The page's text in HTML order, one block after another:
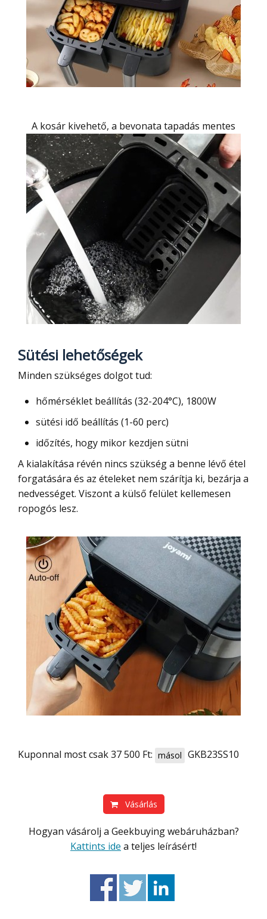
A kosár kivehető, a bevonata tapadás mentes
Sütési lehetőségek
Minden szükséges dolgot tud:
hőmérséklet beállítás (32-204°C), 1800W
sütési idő beállítás (1-60 perc)
időzítés, hogy mikor kezdjen sütni
A kialakítása révén nincs szükség a benne lévő étel
forgatására és az ételeket nem szárítja ki, bezárja a
nedvességet. Viszont a külső felület kellemesen
ropogós lesz.
Kuponnal most csak 37 500 Ft: másol GKB23SS10
Vásárlás
Hogyan vásárolj a Geekbuying webáruházban?
Kattints ide a teljes leírásért!